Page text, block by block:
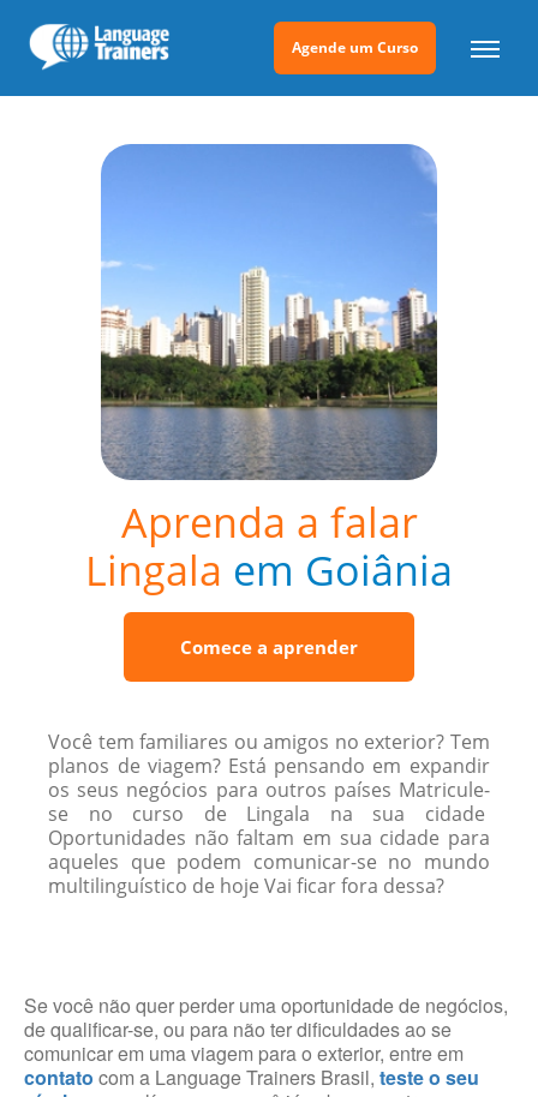
Agende um Curso
Aprenda a falar
Lingala em Goiânia
Comece a aprender
Você tem familiares ou amigos no exterior? Tem
planos de viagem? Está pensando em expandir
os seus negócios para outros países Matricule-
se no curso de Lingala na sua cidade
Oportunidades não faltam em sua cidade para
aqueles que podem comunicar-se no mundo
multilinguístico de hoje Vai ficar fora dessa?
Se você não quer perder uma oportunidade de negócios,
de qualificar-se, ou para não ter dificuldades ao se
comunicar em uma viagem para o exterior, entre em
contato com a Language Trainers Brasil, teste o seu